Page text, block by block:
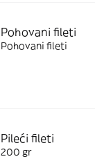
Pohovani fileti
Pohovani fileti
Pileći fileti
200 gr